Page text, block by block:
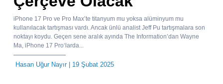
iPhone 17 Pro ve Pro Max’te titanyum mu yoksa alüminyum mu
kullanılacak tartışması vardı. Ancak ünlü analist Jeff Pu tartışmalara son
noktayı koydu. Geçen sene aralık ayında The Information’dan Wayne
Ma, iPhone 17 Pro‘larda...
Hasan Uğur Nayır| 19 Şubat 2025